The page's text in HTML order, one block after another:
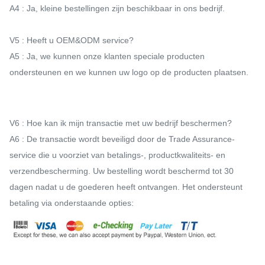
A4 : Ja, kleine bestellingen zijn beschikbaar in ons bedrijf.
V5 : Heeft u OEM&ODM service?
A5 : Ja, we kunnen onze klanten speciale producten
ondersteunen en we kunnen uw logo op de producten plaatsen.
V6 : Hoe kan ik mijn transactie met uw bedrijf beschermen?
A6 : De transactie wordt beveiligd door de Trade Assurance-
service die u voorziet van betalings-, productkwaliteits- en
verzendbescherming. Uw bestelling wordt beschermd tot 30
dagen nadat u de goederen heeft ontvangen. Het ondersteunt
betaling via onderstaande opties: